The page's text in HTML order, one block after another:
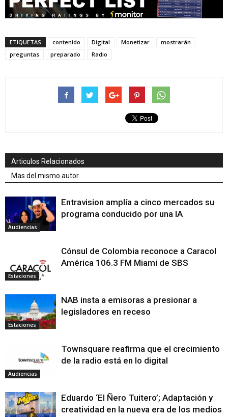
ETIQUETAS contenido Digital Monetizar
mostrarán
preguntas
preparado Radio
Articulos Relacionados
Mas del mismo autor
Audiencias
Entravision amplía a cinco mercados su
programa conducido por una IA
Estaciones
Cónsul de Colombia reconoce a Caracol
América 106.3 FM Miami de SBS
Estaciones
NAB insta a emisoras a presionar a
legisladores en receso
Audiencias
Townsquare reafirma que el crecimiento
de la radio está en lo digital
Eduardo ‘El Ñero Tuitero’; Adaptación y
creatividad en la nueva era de los medios